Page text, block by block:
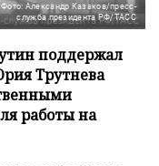
Фото: Александр Казаков/пресс-
служба президента РФ/ТАСС
поддержал
Трутнева
работы на